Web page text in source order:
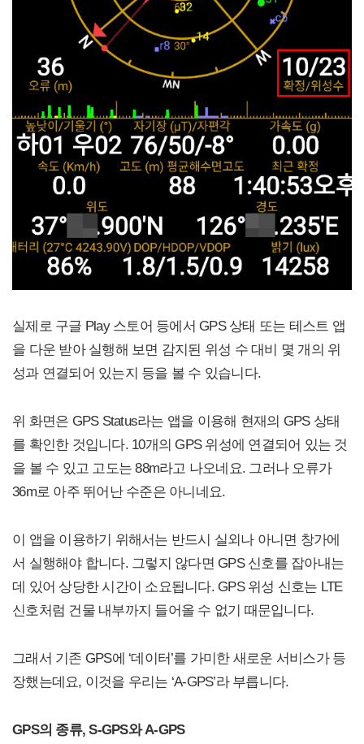
실제로 구글 Play 스토어 등에서 GPS 상태 또는 테스트 앱
을 다운 받아 실행해 보면 감지된 위성 수 대비 몇 개의 위
성과 연결되어 있는지 등을 볼 수 있습니다.
위 화면은 GPS Status라는 앱을 이용해 현재의 GPS 상태
를 확인한 것입니다. 10개의 GPS 위성에 연결되어 있는 것
을 볼 수 있고 고도는 88m라고 나오네요. 그러나 오류가
36m로 아주 뛰어난 수준은 아니네요.
이 앱을 이용하기 위해서는 반드시 실외나 아니면 창가에
서 실행해야 합니다. 그렇지 않다면 GPS 신호를 잡아내는
데 있어 상당한 시간이 소요됩니다. GPS 위성 신호는 LTE
신호처럼 건물 내부까지 들어올 수 없기 때문입니다.
그래서 기존 GPS에 ‘데이터’를 가미한 새로운 서비스가 등
장했는데요, 이것을 우리는 ‘A-GPS’라 부릅니다.
GPS의 종류, S-GPS와 A-GPS